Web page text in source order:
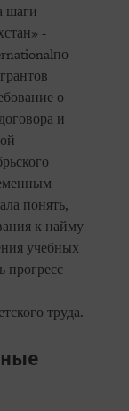
шаги
-
о
и
понять,
к найму
учебных
прогресс
труда.